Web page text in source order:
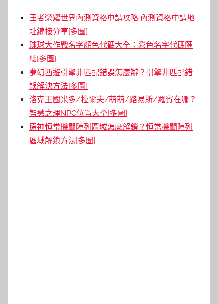
王者榮耀世界內測資格申請攻略 內測資格申請地
址鏈接分享[多圖]
球球大作戰名字顏色代碼大全：彩色名字代碼匯
總[多圖]
夢幻西遊引擎非匹配錯誤怎麼辦？引擎非匹配錯
誤解決方法[多圖]
洛克王國米多/拉爾夫/萌萌/路易斯/羅賓在哪？
智慧之理NPC位置大全[多圖]
原神恒常機關陣列區域怎麼解鎖？恒常機關陣列
區域解鎖方法[多圖]